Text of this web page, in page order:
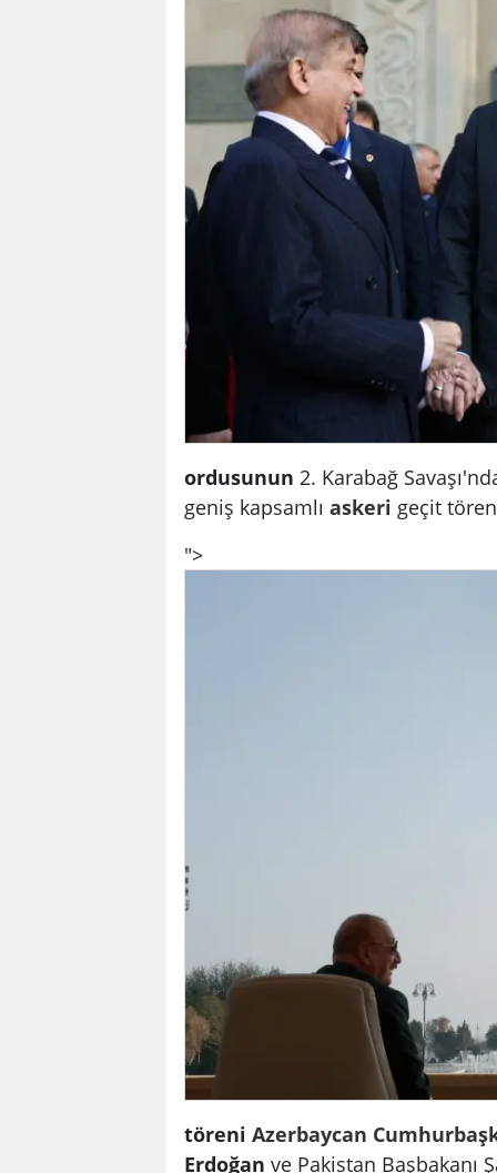
ordusunun 2. Karabağ
geniş kapsamlı askeri geçit
">
töreni Azerbaycan
Erdoğan ve Pakistan Başbakanı